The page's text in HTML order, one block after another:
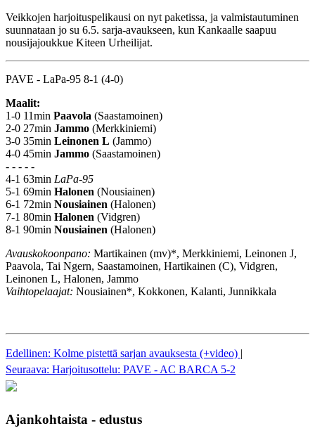
Veikkojen harjoituspelikausi on nyt paketissa, ja valmistautuminen
suunnataan jo su 6.5. sarja-avaukseen, kun Kankaalle saapuu
nousijajoukkue Kiteen Urheilijat.
PAVE - LaPa-95 8-1 (4-0)
Maalit:
1-0 11min Paavola (Saastamoinen)
2-0 27min Jammo (Merkkiniemi)
3-0 35min Leinonen L (Jammo)
4-0 45min Jammo (Saastamoinen)
- - - - -
4-1 63min LaPa-95
5-1 69min Halonen (Nousiainen)
6-1 72min Nousiainen (Halonen)
7-1 80min Halonen (Vidgren)
8-1 90min Nousiainen (Halonen)
Avauskokoonpano: Martikainen (mv)*, Merkkiniemi, Leinonen J,
Paavola, Tai Ngern, Saastamoinen, Hartikainen (C), Vidgren,
Leinonen L, Halonen, Jammo
Vaihtopelaajat: Nousiainen*, Kokkonen, Kalanti, Junnikkala
Edellinen: Kolme pistettä sarjan avauksesta (+video) |
Seuraava: Harjoitusottelu: PAVE - AC BARCA 5-2
Ajankohtaista - edustus